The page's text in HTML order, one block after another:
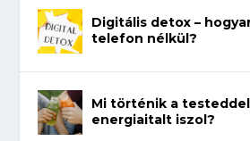
Digitális detox –
telefon nélkül?
Mi történik a
energiaitalt iszol?